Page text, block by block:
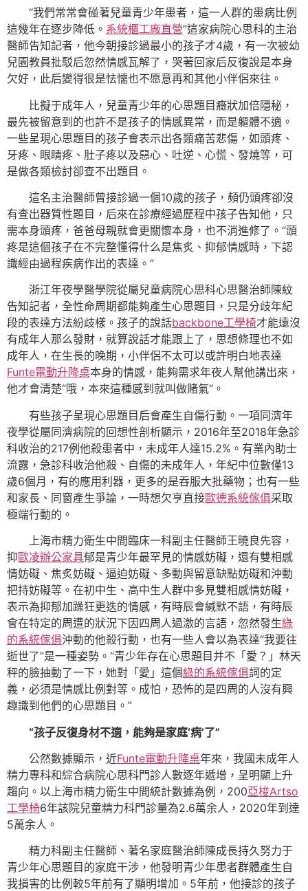
“我們常常會碰著兒童青少年患者，這一人群的患病比例
這幾年在逐步降低。 系統櫃工廠直營”這家病院心思科的主治
醫師告知記者，他今朝接診過最小的孩子才4歲，有一次被幼
兒園教員批駁后忽然情感瓦解了，哭著回家后反復說是本身
欠好，此后變得很是怯懦也不愿意再和其他小伴侶來往。
比擬于成年人，兒童青少年的心思題目癥狀加倍隱秘，
最先被留意到的也許不是孩子的情感異常，而是軀體不適。
一些呈現心思題目的孩子會表示出各類痛苦悲傷，如頭疼、
牙疼、眼睛疼、肚子疼以及惡心、吐逆、心慌、發燒等，可
是做各類檢討卻查不出題目。
這名主治醫師曾接診過一個10歲的孩子，頻仍頭疼卻沒
有查出器質性題目，后來在診療經過歷程中孩子告知他，只
需本身頭疼，爸爸母親就會更關懷本身，也不消進修了。“頭
疼是這個孩子在不完整懂得什么是焦炙、抑郁情感時，下認
識經由過程疾病作出的表達。”
浙江年夜學醫學院從屬兒童病院心思科心思醫治師陳紋
告知記者，全性命周期都能夠產生心思題目，只是分歧年紀
段的表達方法紛歧樣。孩子的說話backbone工學椅才能遠沒
有成年人那么發財，就算說話才能跟上了，思想條理也不如
成年人，在生長的晚期，小伴侶不太可以或許明白地表達
Funte電動升降桌本身的情感，能夠需求年夜人幫他講出來，
他才會清楚“哦，本來這種感到就叫做賭氣”。
有些孩子呈現心思題目后會產生自傷行動。一項同濟年
夜學從屬同濟病院的回想性剖析顯示，2016年至2018年急診
科收治的217例他殺患者中，未成年人達15.2%。有業內助士
流露，急診科收治他殺、自傷的未成年人，年紀中位數僅13
歲6個月，有的應用利器，更多的是吞服大批藥物；也有一些
和家長、同窗產生爭論，一時想欠亨直接歐德系統傢俱采取
極端行動的。
上海市精力衛生中間臨床一科副主任醫師王曉良先容，
抑歐凌辦公家具郁是青少年最罕見的情感妨礙，還有雙相感
情妨礙、焦炙妨礙、逼迫妨礙、多動與留意缺點妨礙和沖動
把持妨礙等。在初中生、高中生人群中多見雙相感情妨礙，
表示為抑郁加躁狂更迭的情感，有時辰會緘默不語，有時辰
會在特定的周遭的狀況下因四周人過激的言語，忽然發生綠
的系統傢俱沖動的他殺行動，也有一些人會以為表達“我要往
逝世了”是一種姿勢。“青少年存在心思題目并不「愛？」林天
秤的臉抽動了一下，她對「愛」這個綠的系統傢俱詞的定
義，必須是情感比例對等。成怕，恐怖的是四周的人沒有興
趣識到他們的心思題目。”
“孩子反復身材不適，能夠是家庭‘病’了”
公然數據顯示，近Funte電動升降桌年來，我國未成年人
精力專科和綜合病院心思科門診人數逐年遞增，呈明顯上升
趨向。以上海市精力衛生中間統計數據為例，200亞梭Artso
工學椅6年該院兒童精力科門診量為2.6萬余人，2020年到達
5萬余人。
精力科副主任醫師、著名家庭醫治師陳成長持久努力于
青少年心思題目的家庭干涉，他發明青少年患者群體產生自
我損害的比例較5年前有了顯明增加。5年前，他接診的孩子